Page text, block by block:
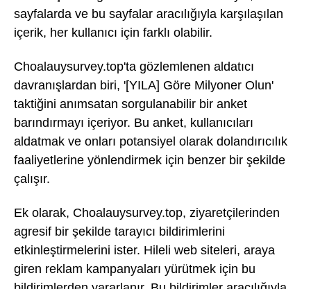
sayfalarda ve bu sayfalar aracılığıyla karşılaşılan
içerik, her kullanıcı için farklı olabilir.
Choalauysurvey.top'ta gözlemlenen aldatıcı
davranışlardan biri, '[YILA] Göre Milyoner Olun'
taktiğini anımsatan sorgulanabilir bir anket
barındırmayı içeriyor. Bu anket, kullanıcıları
aldatmak ve onları potansiyel olarak dolandırıcılık
faaliyetlerine yönlendirmek için benzer bir şekilde
çalışır.
Ek olarak, Choalauysurvey.top, ziyaretçilerinden
agresif bir şekilde tarayıcı bildirimlerini
etkinleştirmelerini ister. Hileli web siteleri, araya
giren reklam kampanyaları yürütmek için bu